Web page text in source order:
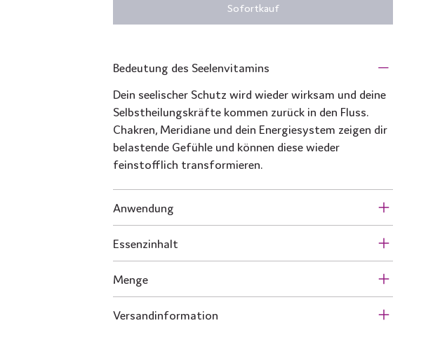
Sofortkauf
Bedeutung des Seelenvitamins
Dein seelischer Schutz wird wieder wirksam und deine
Selbstheilungskräfte kommen zurück in den Fluss.
Chakren, Meridiane und dein Energiesystem zeigen dir
belastende Gefühle und können diese wieder
feinstofflich transformieren.
Anwendung
Essenzinhalt
Menge
Versandinformation